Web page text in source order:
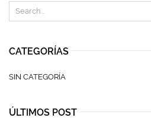
CATEGORÍAS
SIN CATEGORÍA
ÚLTIMOS POST